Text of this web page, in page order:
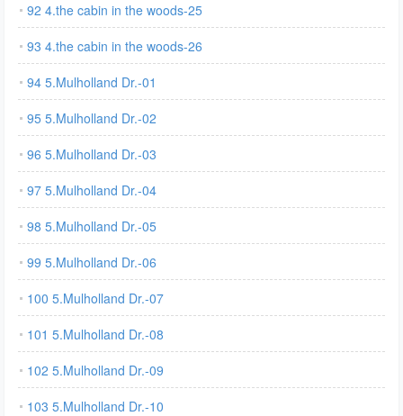
92 4.the cabin in the woods-25
93 4.the cabin in the woods-26
94 5.Mulholland Dr.-01
95 5.Mulholland Dr.-02
96 5.Mulholland Dr.-03
97 5.Mulholland Dr.-04
98 5.Mulholland Dr.-05
99 5.Mulholland Dr.-06
100 5.Mulholland Dr.-07
101 5.Mulholland Dr.-08
102 5.Mulholland Dr.-09
103 5.Mulholland Dr.-10